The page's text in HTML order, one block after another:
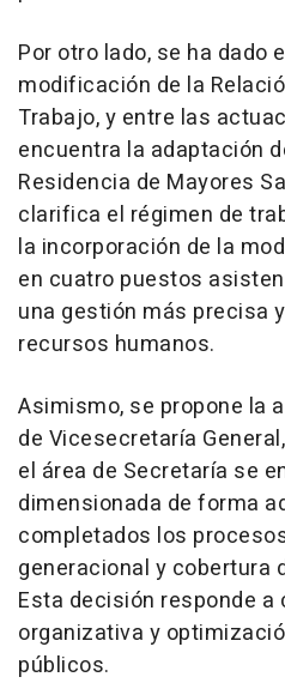
Por otro lado, se ha dado
modificación de la
Trabajo, y entre las
encuentra la adaptación
Residencia de Mayores
clarifica el régimen de
la incorporación de la
en cuatro puestos
una gestión más precisa
recursos humanos.
Asimismo, se propone la
de Vicesecretaría
el área de Secretaría se
dimensionada de forma
completados los
generacional y cobertura
Esta decisión responde
organizativa y
públicos.